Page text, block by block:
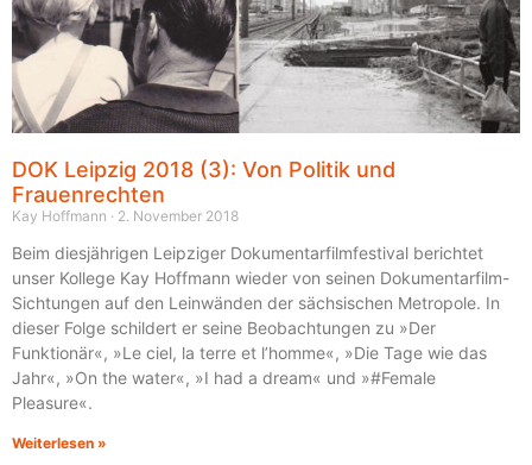
DOK Leipzig 2018 (3): Von Politik und
Frauenrechten
Kay Hoffmann 2. November 2018
Beim diesjährigen Leipziger Dokumentarfilmfestival berichtet
unser Kollege Kay Hoffmann wieder von seinen Dokumentarfilm-
Sichtungen auf den Leinwänden der sächsischen Metropole. In
dieser Folge schildert er seine Beobachtungen zu »Der
Funktionär«, »Le ciel, la terre et l’homme«, »Die Tage wie das
Jahr«, »On the water«, »I had a dream« und »#Female
Pleasure«.
Weiterlesen »